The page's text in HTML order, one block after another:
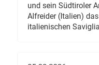
und sein Südtiroler
Alfreider (Italien)
italienischen